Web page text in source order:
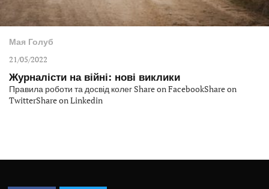
Мая Голуб
21/05/2022
Журналісти на війні: нові виклики
Правила роботи та досвід колег Share on FacebookShare on
TwitterShare on Linkedin